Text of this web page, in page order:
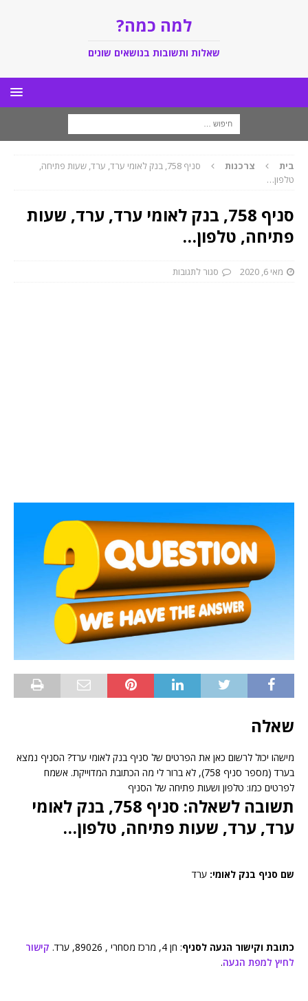
למה כמה?
שאלות ותשובות בנושאים שונים
בית צרכנות
סניף 758, בנק לאומי ערד, ערד, שעות פתיחה,
טלפון…
סניף 758, בנק לאומי ערד, ערד, שעות
פתיחה, טלפון…
מאי 6, 2020 סגור לתגובות
שאלה
מישהו יכול לרשום כאן את הפרטים של סניף בנק לאומי ערד? הסניף נמצא
בערד (מספר סניף 758), לא ברור לי מה הכתובת המדוייקת. אשמח
לפרטים כמו: טלפון ושעות פתיחה של הסניף
תשובה לשאלה: סניף 758, בנק לאומי
ערד, ערד, שעות פתיחה, טלפון…
שם סניף בנק לאומי: ערד
כתובת וקישור הגעה לסניף: חן 4, מרכז מסחרי , 89026, ערד.
קישור
לחיץ למפת הגעה.